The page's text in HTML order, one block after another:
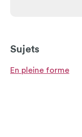
Sujets
En pleine forme